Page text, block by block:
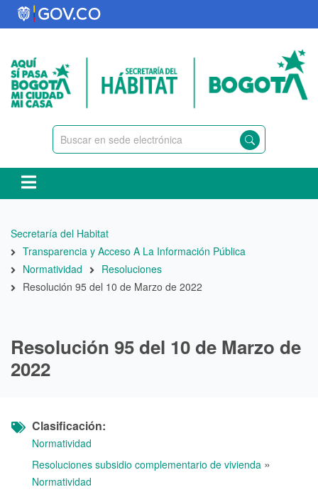
Pasar
al
principal
Ruta
de
navegación
Secretaría del Habitat
Transparencia y Acceso A La Información Pública
Normatividad
Resoluciones
Resolución 95 del 10 de Marzo de 2022
Resolución 95 del 10 de Marzo de
2022
Clasificación
Normatividad
Resoluciones subsidio complementario de vivienda »
Normatividad